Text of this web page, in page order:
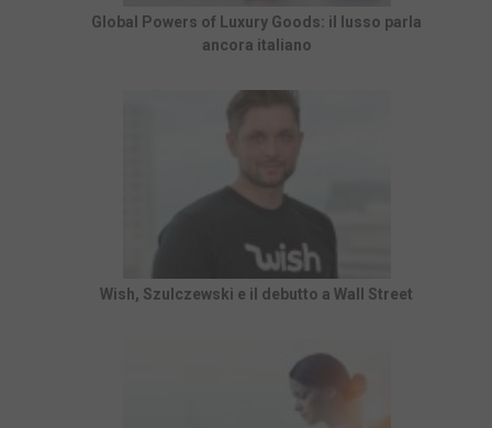
Global Powers of Luxury Goods: il lusso parla
ancora italiano
Wish, Szulczewski e il debutto a Wall Street